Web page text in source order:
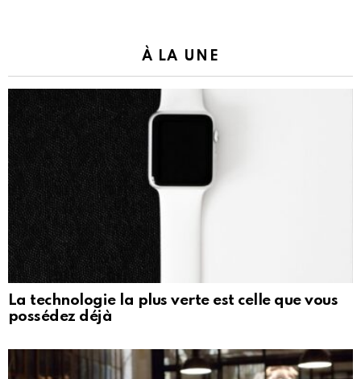
À LA UNE
La technologie la plus verte est celle que vous
possédez déjà